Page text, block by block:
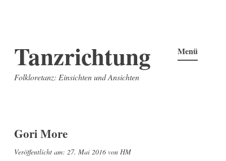
Inhalt
springen
Tanzrichtung
Folkloretanz: Einsichten und Ansichten
Menü
Gori More
Veröffentlicht am: 27. Mai 2016 von HM